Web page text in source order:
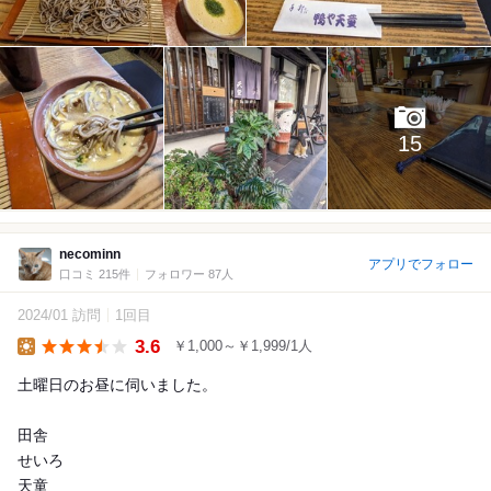
15
necominn
口コミ 215件 フォロワー 87人
アプリでフォロー
2024/01 訪問 1回目
3.6 ￥1,000～￥1,999/1人
土曜日のお昼に伺いました。
田舎
せいろ
天童